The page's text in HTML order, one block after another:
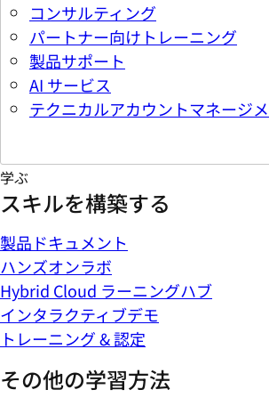
コンサルティング
パートナー向けトレーニング
製品サポート
AI サービス
テクニカルアカウントマネージ
学ぶ
スキルを構築する
製品ドキュメント
ハンズオンラボ
Hybrid Cloud ラーニングハブ
インタラクティブデモ
トレーニング & 認定
その他の学習方法